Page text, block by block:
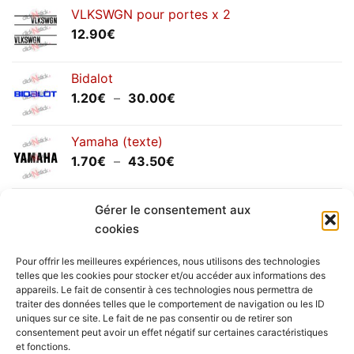
Gérer le consentement aux
cookies
Pour offrir les meilleures expériences, nous utilisons des technologies
telles que les cookies pour stocker et/ou accéder aux informations des
appareils. Le fait de consentir à ces technologies nous permettra de
traiter des données telles que le comportement de navigation ou les ID
uniques sur ce site. Le fait de ne pas consentir ou de retirer son
consentement peut avoir un effet négatif sur certaines caractéristiques
et fonctions.
VLKSWGN pour portes x 2
12.90€
Bidalot
1.20€ – 30.00€
Yamaha (texte)
1.70€ – 43.50€
prix :
1.70€
Yamaha (logo circulaire)
2.00€ – 25.90
prix :
2.00€
à
25.90€
Livraison vers la France exclusivement. Pour les pays
étrangers, prenezcontact avec nous.
Delivery in France only. For international deliveries,